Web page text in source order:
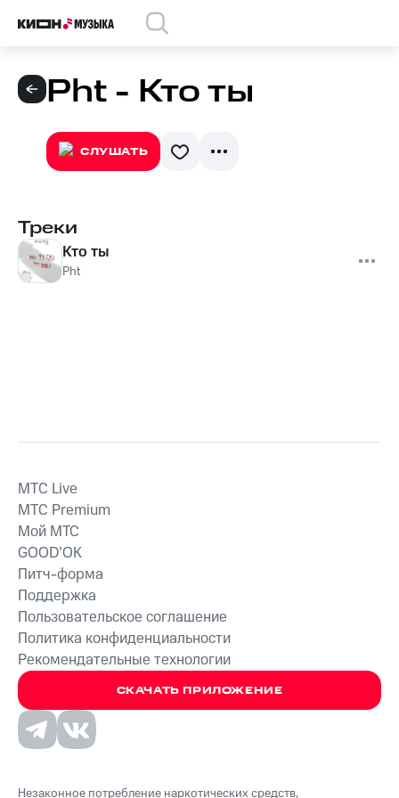
Pht - Кто ты
СЛУШАТЬ
Треки
Кто ты
Pht
СКАЧАТЬ ПРИЛОЖЕНИЕ
MTС Live
MTС Premium
Мой МТС
GOOD’OK
Питч-форма
Поддержка
Пользовательское соглашение
Политика конфиденциальности
Рекомендательные технологии
Незаконное потребление наркотических средств,